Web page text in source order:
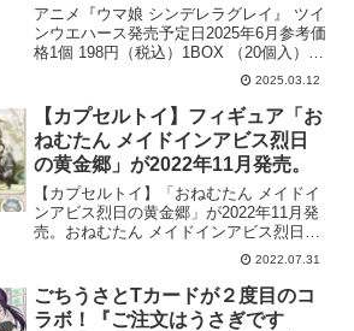
売。メタリックプラカード 全30
種。
アニメ『ウマ娘 シンデレラグレイ』 ツイ
ンウエハース発売予定日2025年6月参考価
格1個 198円（税込）1BOX （20個入）
3,960円（税込）ラインナップカード 全
30種メーカーバンダイ〉Amazonで予約
する商品解説アニメ「ウマ娘...
2025.03.12
【カプセルトイ】フィギュア「お
ねむたん メイドインアビス烈日
の黄金郷」が2022年11月発売。
【カプセルトイ】「おねむたん メイドイ
ンアビス烈日の黄金郷」が2022年11月発
売。おねむたん メイドインアビス烈日の
黄金郷楽天市場で「おねむたん メイドイ
ンアビス烈日の黄金郷」を見る▶︎商品詳
細おねむたん メイドインアビス烈日の黄
金郷一回...
2022.07.31
ごちうさとTカードが２度目のコ
ラボ！『ご注文はうさぎです